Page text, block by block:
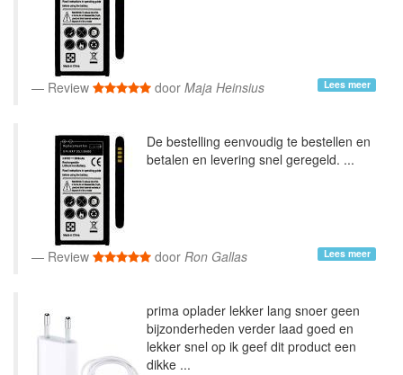
Review door Maja Heinsius Lees meer
De bestelling eenvoudig te bestellen en
betalen en levering snel geregeld. ...
Review door Ron Gallas Lees meer
prima oplader lekker lang snoer geen
bijzonderheden verder laad goed en
lekker snel op ik geef dit product een
dikke ...